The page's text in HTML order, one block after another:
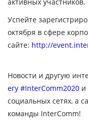
Успейте
октября в сфере
сайте: http://
Новости и другую
егу #InterComm2020 и
социальных сетях, а
команды InterComm!